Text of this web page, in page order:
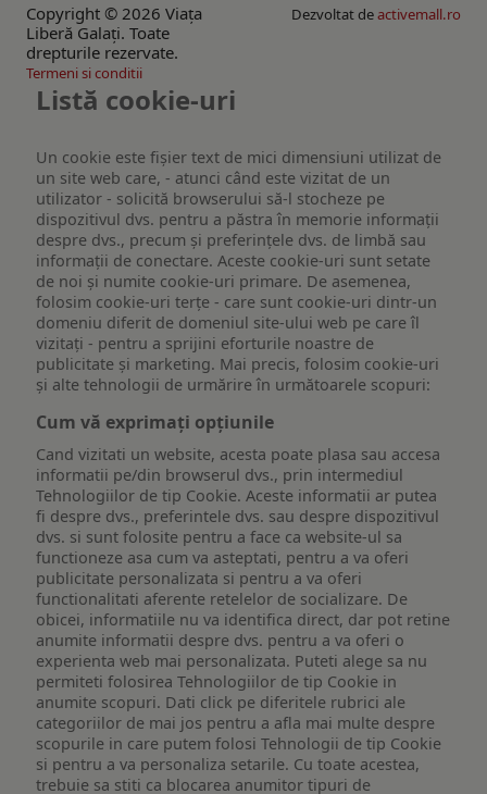
Copyright © 2026 Viaţa
Liberă Galaţi. Toate
drepturile rezervate.
Dezvoltat deactivemall.ro
Termeni si conditii
Listă cookie-uri
Un cookie este fişier text de mici dimensiuni utilizat de
un site web care, - atunci când este vizitat de un
utilizator - solicită browserului să-l stocheze pe
dispozitivul dvs. pentru a păstra în memorie informații
despre dvs., precum și preferințele dvs. de limbă sau
informații de conectare. Aceste cookie-uri sunt setate
de noi și numite cookie-uri primare. De asemenea,
folosim cookie-uri terțe - care sunt cookie-uri dintr-un
domeniu diferit de domeniul site-ului web pe care îl
vizitați - pentru a sprijini eforturile noastre de
publicitate și marketing. Mai precis, folosim cookie-uri
și alte tehnologii de urmărire în următoarele scopuri:
Cum vă exprimați opțiunile
Cand vizitati un website, acesta poate plasa sau accesa
informatii pe/din browserul dvs., prin intermediul
Tehnologiilor de tip Cookie. Aceste informatii ar putea
fi despre dvs., preferintele dvs. sau despre dispozitivul
dvs. si sunt folosite pentru a face ca website-ul sa
functioneze asa cum va asteptati, pentru a va oferi
publicitate personalizata si pentru a va oferi
functionalitati aferente retelelor de socializare. De
obicei, informatiile nu va identifica direct, dar pot retine
anumite informatii despre dvs. pentru a va oferi o
experienta web mai personalizata. Puteti alege sa nu
permiteti folosirea Tehnologiilor de tip Cookie in
anumite scopuri. Dati click pe diferitele rubrici ale
categoriilor de mai jos pentru a afla mai multe despre
scopurile in care putem folosi Tehnologii de tip Cookie
si pentru a va personaliza setarile. Cu toate acestea,
trebuie sa stiti ca blocarea anumitor tipuri de